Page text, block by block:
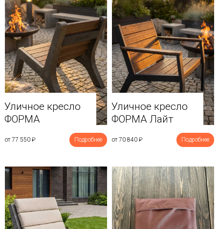
Уличное кресло
ФОРМА
от 77 550 ₽ Подробнее
Уличное кресло
ФОРМА Лайт
от 70 840 ₽ Подробнее